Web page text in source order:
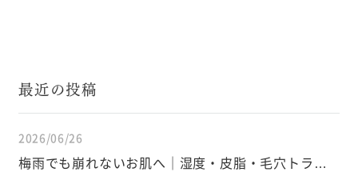
最近の投稿
2026/06/26
梅雨でも崩れないお肌へ｜湿度・皮脂・毛穴トラブ